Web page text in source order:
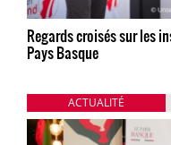
Regards croisés sur les
Pays Basque
ACTUALITÉ